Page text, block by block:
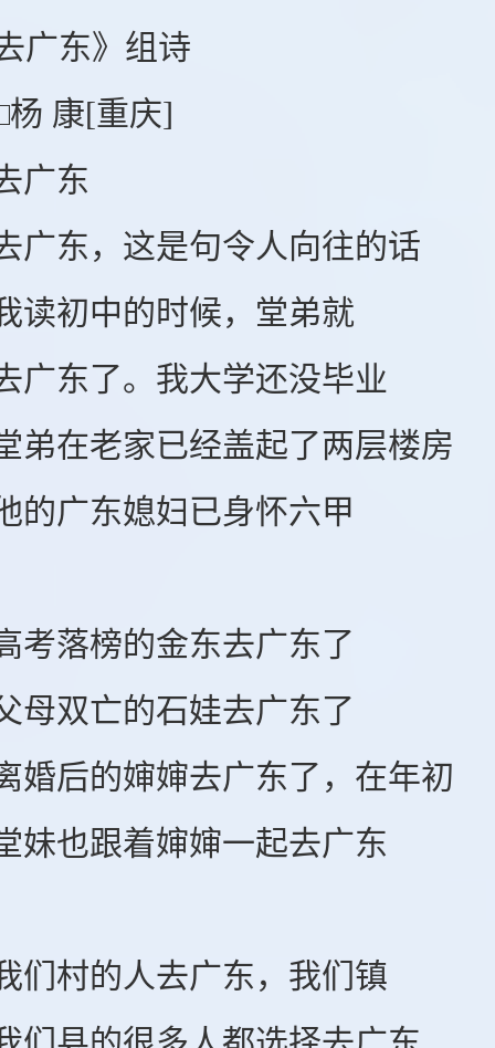
东》组诗
[重庆]
东
，这是句令人向往的话
中的时候，堂弟就
了。我大学还没毕业
老家已经盖起了两层楼房
东媳妇已身怀六甲
榜的金东去广东了
亡的石娃去广东了
的婶婶去广东了，在年初
跟着婶婶一起去广东
的人去广东，我们镇